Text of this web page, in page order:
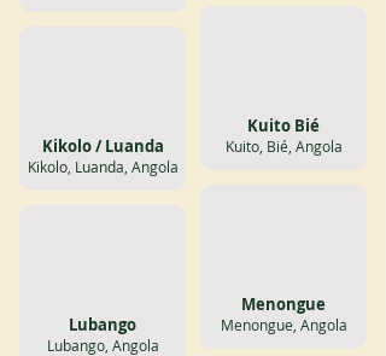
Kikolo / Luanda
Kikolo, Luanda, Angola
Lubango
Lubango, Angola
Kuito Bié
Kuito, Bié, Angola
Menongue
Menongue, Angola